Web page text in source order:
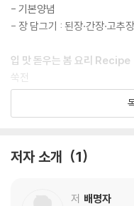
- 기본양념
- 장 담그기 : 된장·간장·고추
입 맛 돋우는 봄 요리 Recipe
쑥전
쑥 들깨탕
원추리 된장국
저자 소개 1
저 배명자